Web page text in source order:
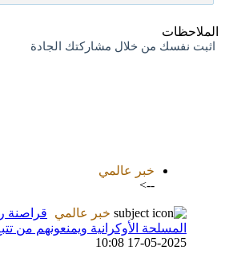
الملاحظات
اثبت نفسك من خلال مشاركتك الجادة
خبر عالمي
-->
خبر عالمي
قراصنة
المسلحة الأوكرانية ويمنعونهم من
17-05-2025 10:08